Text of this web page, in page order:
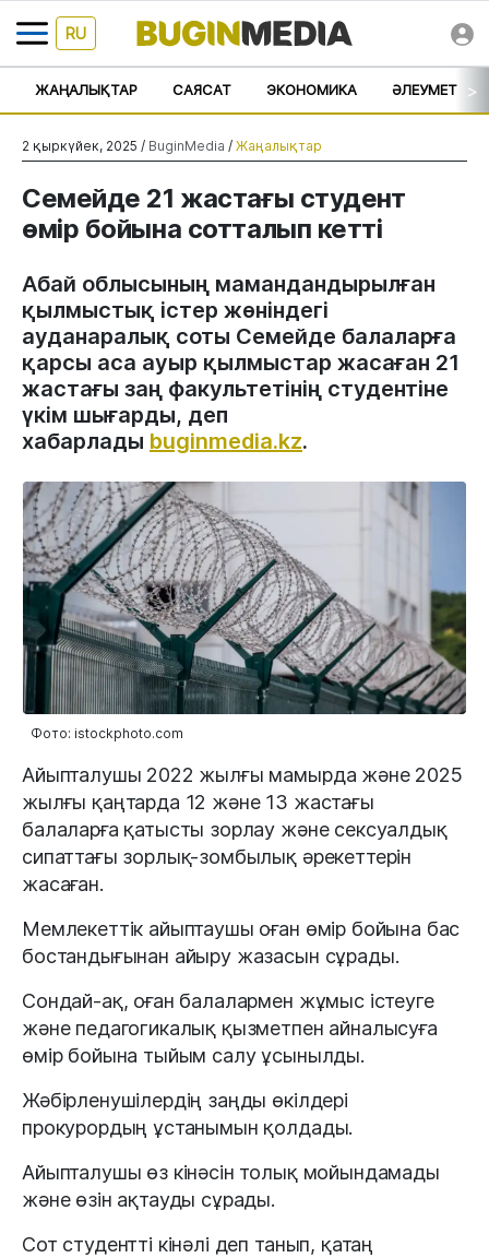
RU
ЖАҢАЛЫҚТАР САЯСАТ ЭКОНОМИКА ӘЛЕУМЕТ >
2 қыркүйек, 2025 / BuginMedia / Жаңалықтар
Семейде 21 жастағы студент
өмір бойына сотталып кетті
Абай облысының мамандандырылған
қылмыстық істер жөніндегі
ауданаралық соты Семейде балаларға
қарсы аса ауыр қылмыстар жасаған 21
жастағы заң факультетінің студентіне
үкім шығарды, деп
хабарлады buginmedia.kz.
Фото: istockphoto.com
Айыпталушы 2022 жылғы мамырда және 2025
жылғы қаңтарда 12 және 13 жастағы
балаларға қатысты зорлау және сексуалдық
сипаттағы зорлық-зомбылық әрекеттерін
жасаған.
Мемлекеттік айыптаушы оған өмір бойына бас
бостандығынан айыру жазасын сұрады.
Сондай-ақ, оған балалармен жұмыс істеуге
және педагогикалық қызметпен айналысуға
өмір бойына тыйым салу ұсынылды.
Жәбірленушілердің заңды өкілдері
прокурордың ұстанымын қолдады.
Айыпталушы өз кінәсін толық мойындамады
және өзін ақтауды сұрады.
Сот студентті кінәлі деп танып, қатаң